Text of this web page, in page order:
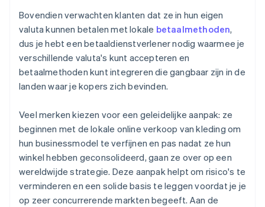
Bovendien verwachten klanten dat ze in hun eigen
valuta kunnen betalen met lokale betaalmethoden,
dus je hebt een betaaldienstverlener nodig waarmee je
verschillende valuta's kunt accepteren en
betaalmethoden kunt integreren die gangbaar zijn in de
landen waar je kopers zich bevinden.
Veel merken kiezen voor een geleidelijke aanpak: ze
beginnen met de lokale online verkoop van kleding om
hun businessmodel te verfijnen en pas nadat ze hun
winkel hebben geconsolideerd, gaan ze over op een
wereldwijde strategie. Deze aanpak helpt om risico's te
verminderen en een solide basis te leggen voordat je je
op zeer concurrerende markten begeeft. Aan de